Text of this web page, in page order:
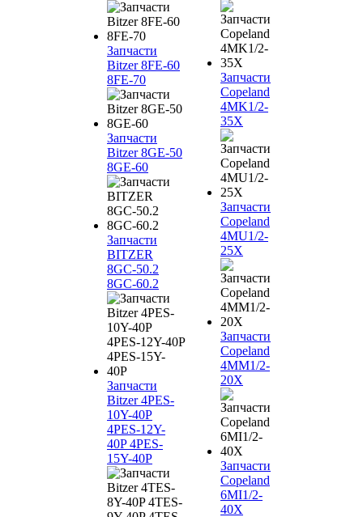
Запчасти
Bitzer 8FE-60
8FE-70
Запчасти
Bitzer 8GE-50
8GE-60
Запчасти
BITZER
8GC-50.2
8GC-60.2
Запчасти
Bitzer 4PES-
10Y-40P
4PES-12Y-
40P 4PES-
15Y-40P
Запчасти
Copeland
4MK1/2-
35X
Запчасти
Copeland
4MU1/2-
25X
Запчасти
Copeland
4MM1/2-
20X
Запчасти
Copeland
6MI1/2-
40X